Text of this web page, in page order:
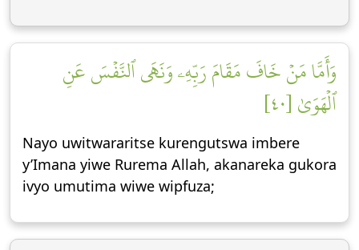
وَأَمَّا مَنۡ خَافَ مَقَامَ رَبِّهِۦ وَنَهَى ٱلنَّفۡسَ عَنِ
ٱلۡهَوَىٰ [٤٠]
Nayo uwitwararitse kurengutswa imbere
y’Imana yiwe Rurema Allah, akanareka gukora
ivyo umutima wiwe wipfuza;